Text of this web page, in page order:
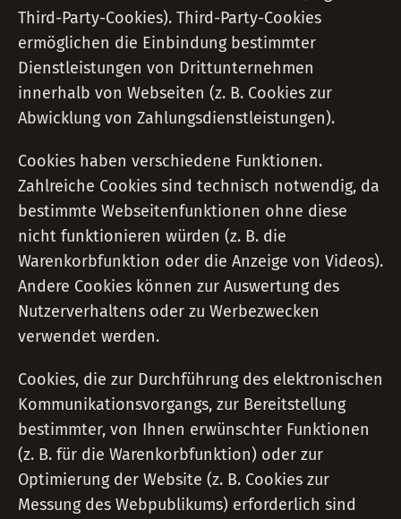
Third-Party-Cookies). Third-Party-Cookies
ermöglichen die Einbindung bestimmter
Dienstleistungen von Drittunternehmen
innerhalb von Webseiten (z. B. Cookies zur
Abwicklung von Zahlungsdienstleistungen).
Cookies haben verschiedene Funktionen.
Zahlreiche Cookies sind technisch notwendig, da
bestimmte Webseitenfunktionen ohne diese
nicht funktionieren würden (z. B. die
Warenkorbfunktion oder die Anzeige von Videos).
Andere Cookies können zur Auswertung des
Nutzerverhaltens oder zu Werbezwecken
verwendet werden.
Cookies, die zur Durchführung des elektronischen
Kommunikationsvorgangs, zur Bereitstellung
bestimmter, von Ihnen erwünschter Funktionen
(z. B. für die Warenkorbfunktion) oder zur
Optimierung der Website (z. B. Cookies zur
Messung des Webpublikums) erforderlich sind